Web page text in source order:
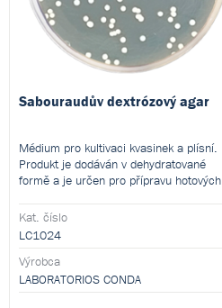
Sabouraudův dextrózový agar
Médium pro kultivaci kvasinek a plísní.
Produkt je dodáván v dehydratované
formě a je určen pro přípravu hotových
Kat. číslo
LC1024
Výrobca
LABORATORIOS CONDA